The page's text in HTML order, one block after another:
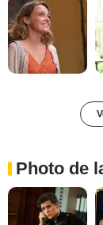
Photo de